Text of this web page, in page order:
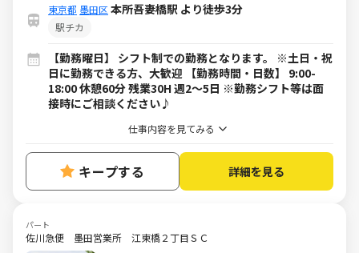
東京都 墨田区 本所吾妻橋駅 より徒歩3分
駅チカ
【勤務曜日】 シフト制での勤務となります。 ※土日・祝
日に勤務できる方、大歓迎 【勤務時間・日数】 9:00-
18:00 休憩60分 残業30H 週2～5日 ※勤務シフト等は面
接時にご相談ください♪
仕事内容を見てみる
キープする 詳細を見る
パート
佐川急便 墨田営業所 江東橋２丁目ＳＣ